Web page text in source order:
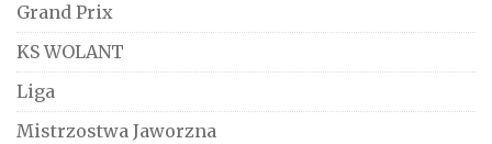
Grand Prix
KS WOLANT
Liga
Mistrzostwa Jaworzna